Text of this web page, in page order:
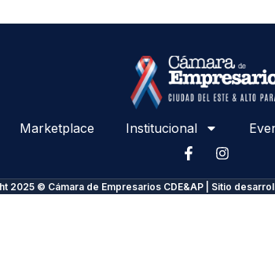
Marketplace Institucional
2025 © Cámara de Empresarios CDE&AP | Sitio